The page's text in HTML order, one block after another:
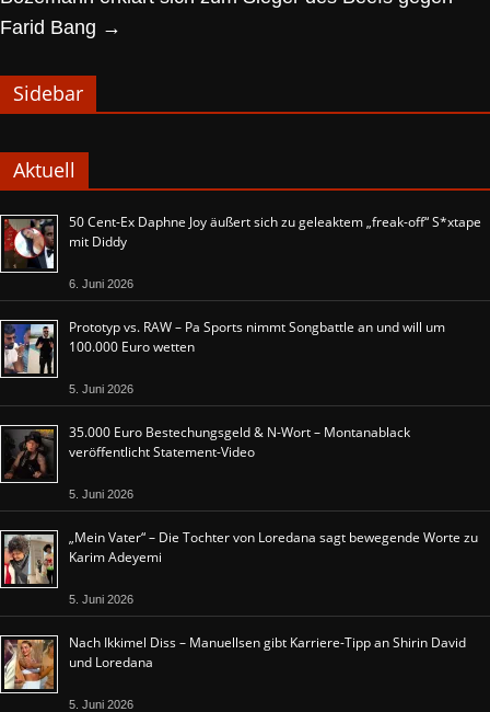
Farid Bang →
Sidebar
Aktuell
50 Cent-Ex Daphne Joy äußert sich zu geleaktem „freak-off“ S*xtape
mit Diddy
6. Juni 2026
Prototyp vs. RAW – Pa Sports nimmt Songbattle an und will um
100.000 Euro wetten
5. Juni 2026
35.000 Euro Bestechungsgeld & N-Wort – Montanablack
veröffentlicht Statement-Video
5. Juni 2026
„Mein Vater“ – Die Tochter von Loredana sagt bewegende Worte zu
Karim Adeyemi
5. Juni 2026
Nach Ikkimel Diss – Manuellsen gibt Karriere-Tipp an Shirin David
und Loredana
5. Juni 2026